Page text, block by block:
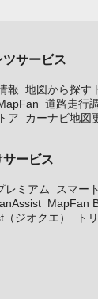
ツサービス
報 地図から探す
道路走行
ア
カーナビ地図
ービス
レミアム
スマー
MapFan
ジオクエ）
ト